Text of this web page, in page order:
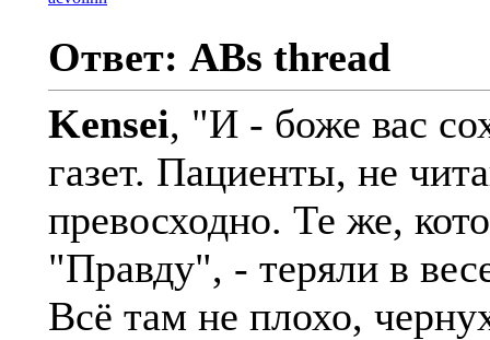
Ответ: ABs thread
Kensei, "И - боже вас
газет. Пациенты, не
превосходно. Те же,
"Правду", - теряли в
Всё там не плохо,